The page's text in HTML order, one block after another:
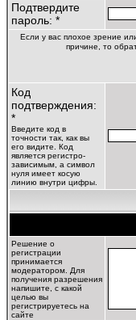
Подтвердите
пароль: *
Если у вас плохое зрение
причине, то
Код
подтверждения:
*
Введите код в
точности так, как вы
его видите. Код
является регистро-
зависимым, а символ
нуля имеет косую
линию внутри цифры.
Решение о
регистрации
принимается
модератором. Для
получения разрешения
напишите, с какой
целью вы
регистрируетесь на
сайте